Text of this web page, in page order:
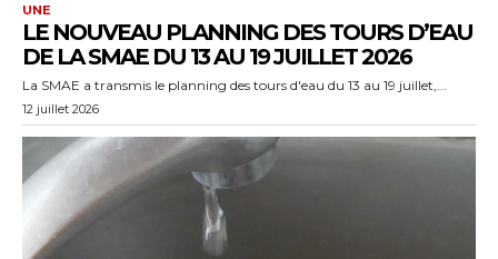
UNE
LE NOUVEAU PLANNING DES TOURS D’EAU
DE LA SMAE DU 13 AU 19 JUILLET 2026
La SMAE a transmis le planning des tours d'eau du 13 au 19 juillet,...
12 juillet 2026